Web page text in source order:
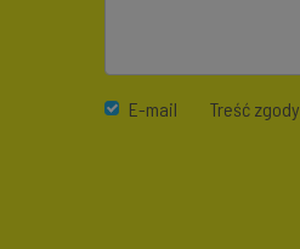
E-mail Treść zgody